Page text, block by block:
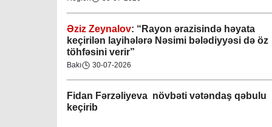
Əziz Zeynalov: “Rayon ərazisində həyata
keçirilən layihələrə Nəsimi bələdiyyəsi də öz
töhfəsini verir”
Bakı 30-07-2026
Fidan Fərzəliyeva növbəti vətəndaş qəbulu
keçirib
Gəncə şəhəri Nizami bələdiyyəsi
08-04-2023
M.Ə.Rəsuzladə bələdiyyəsi
07-04-2023